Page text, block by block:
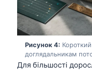
Рисунок 4:
доглядальникам
Для більшості